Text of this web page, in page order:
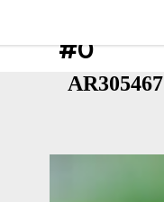
#0
AR305467